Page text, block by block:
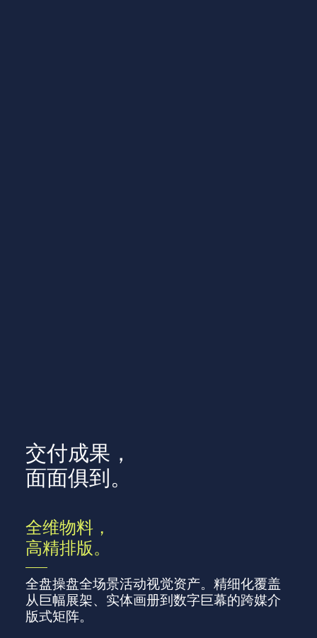
交付成果，
面面俱到。
全维物料，
高精排版。
全盘操盘全场景活动视觉资产。精细化覆盖
从巨幅展架、实体画册到数字巨幕的跨媒介
版式矩阵。